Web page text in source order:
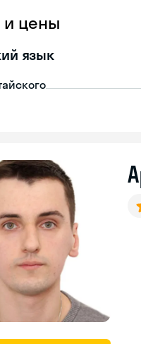
и цены
язык